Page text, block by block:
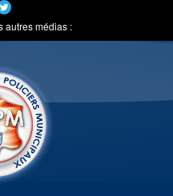
autres médias :